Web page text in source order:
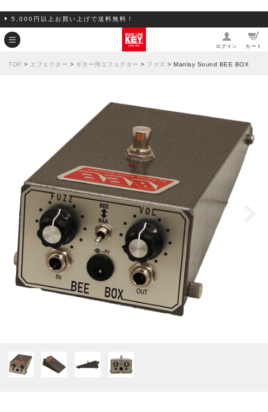
5,000円以上お買い上げで送料無料！
ログイン カート
TOP > エフェクター > ギター用エフェクター > ファズ > Manlay Sound BEE BOX